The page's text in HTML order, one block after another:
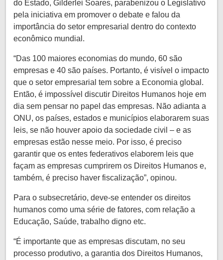
do Estado, Gilderlei Soares, parabenizou o Legislativo
pela iniciativa em promover o debate e falou da
importância do setor empresarial dentro do contexto
econômico mundial.
“Das 100 maiores economias do mundo, 60 são
empresas e 40 são países. Portanto, é visível o impacto
que o setor empresarial tem sobre a Economia global.
Então, é impossível discutir Direitos Humanos hoje em
dia sem pensar no papel das empresas. Não adianta a
ONU, os países, estados e municípios elaborarem suas
leis, se não houver apoio da sociedade civil – e as
empresas estão nesse meio. Por isso, é preciso
garantir que os entes federativos elaborem leis que
façam as empresas cumprirem os Direitos Humanos e,
também, é preciso haver fiscalização”, opinou.
Para o subsecretário, deve-se entender os direitos
humanos como uma série de fatores, com relação a
Educação, Saúde, trabalho digno etc.
“É importante que as empresas discutam, no seu
processo produtivo, a garantia dos Direitos Humanos,